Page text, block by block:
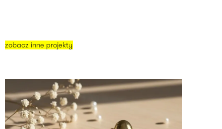
zobacz inne projekty